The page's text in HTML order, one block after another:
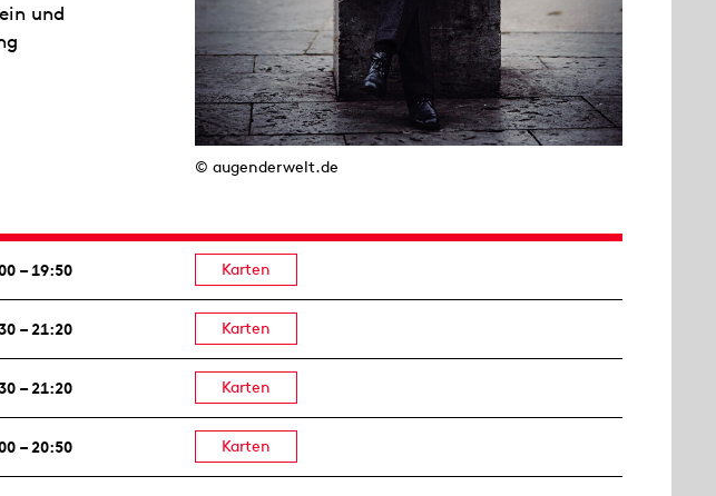
und
© augenderwelt.de
– 19:50 Karten
– 21:20 Karten
– 21:20 Karten
– 20:50 Karten